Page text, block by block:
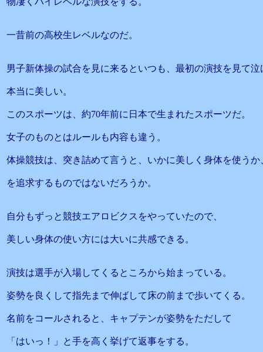
一昔前の高校生レベルなのだ。
男子新体操の試合を見に来るといつも、最初の演技を見て泣
本当に美しい。
このスポーツは、約70年前に日本で生まれたスポーツだ。
女子のものとはルールも内容も違う。
体操競技は、突き詰めて言うと、いかに美しく身体を使うか
を追求するものではないだろうか。
自分もずっと競技エアロビクスをやっていたので、
美しい身体の使い方には大いに共感できる。
演技は選手が入場してくるところから始まっている。
姿勢を良くして指先まで伸ばして床の前まで歩いてくる。
名前をコールされると、キャプテンが姿勢をただして
「はいっ！」と手を高く挙げて返事をする。